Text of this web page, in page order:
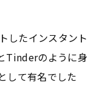
したインスタント
Tinderのように身
として有名でした